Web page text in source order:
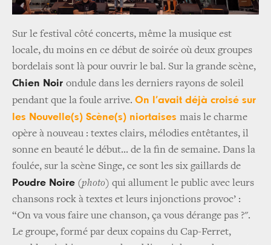
Sur le festival côté concerts, même la musique est
locale, du moins en ce début de soirée où deux groupes
bordelais sont là pour ouvrir le bal. Sur la grande scène,
Chien Noir ondule dans les derniers rayons de soleil
pendant que la foule arrive. On l’avait déjà croisé sur
les Nouvelle(s) Scène(s) niortaises mais le charme
opère à nouveau : textes clairs, mélodies entêtantes, il
sonne en beauté le début... de la fin de semaine. Dans la
foulée, sur la scène Singe, ce sont les six gaillards de
Poudre Noire (photo) qui allument le public avec leurs
chansons rock à textes et leurs injonctions provoc’ :
“On va vous faire une chanson, ça vous dérange pas ?".
Le groupe, formé par deux copains du Cap-Ferret,